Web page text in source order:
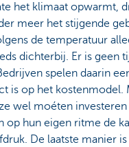
het klimaat opwarmt,
meer het stijgende
de temperatuur
dichterbij. Er is geen
spelen daarin
is op het kostenmodel.
wel moéten
hun eigen ritme de
De laatste manier